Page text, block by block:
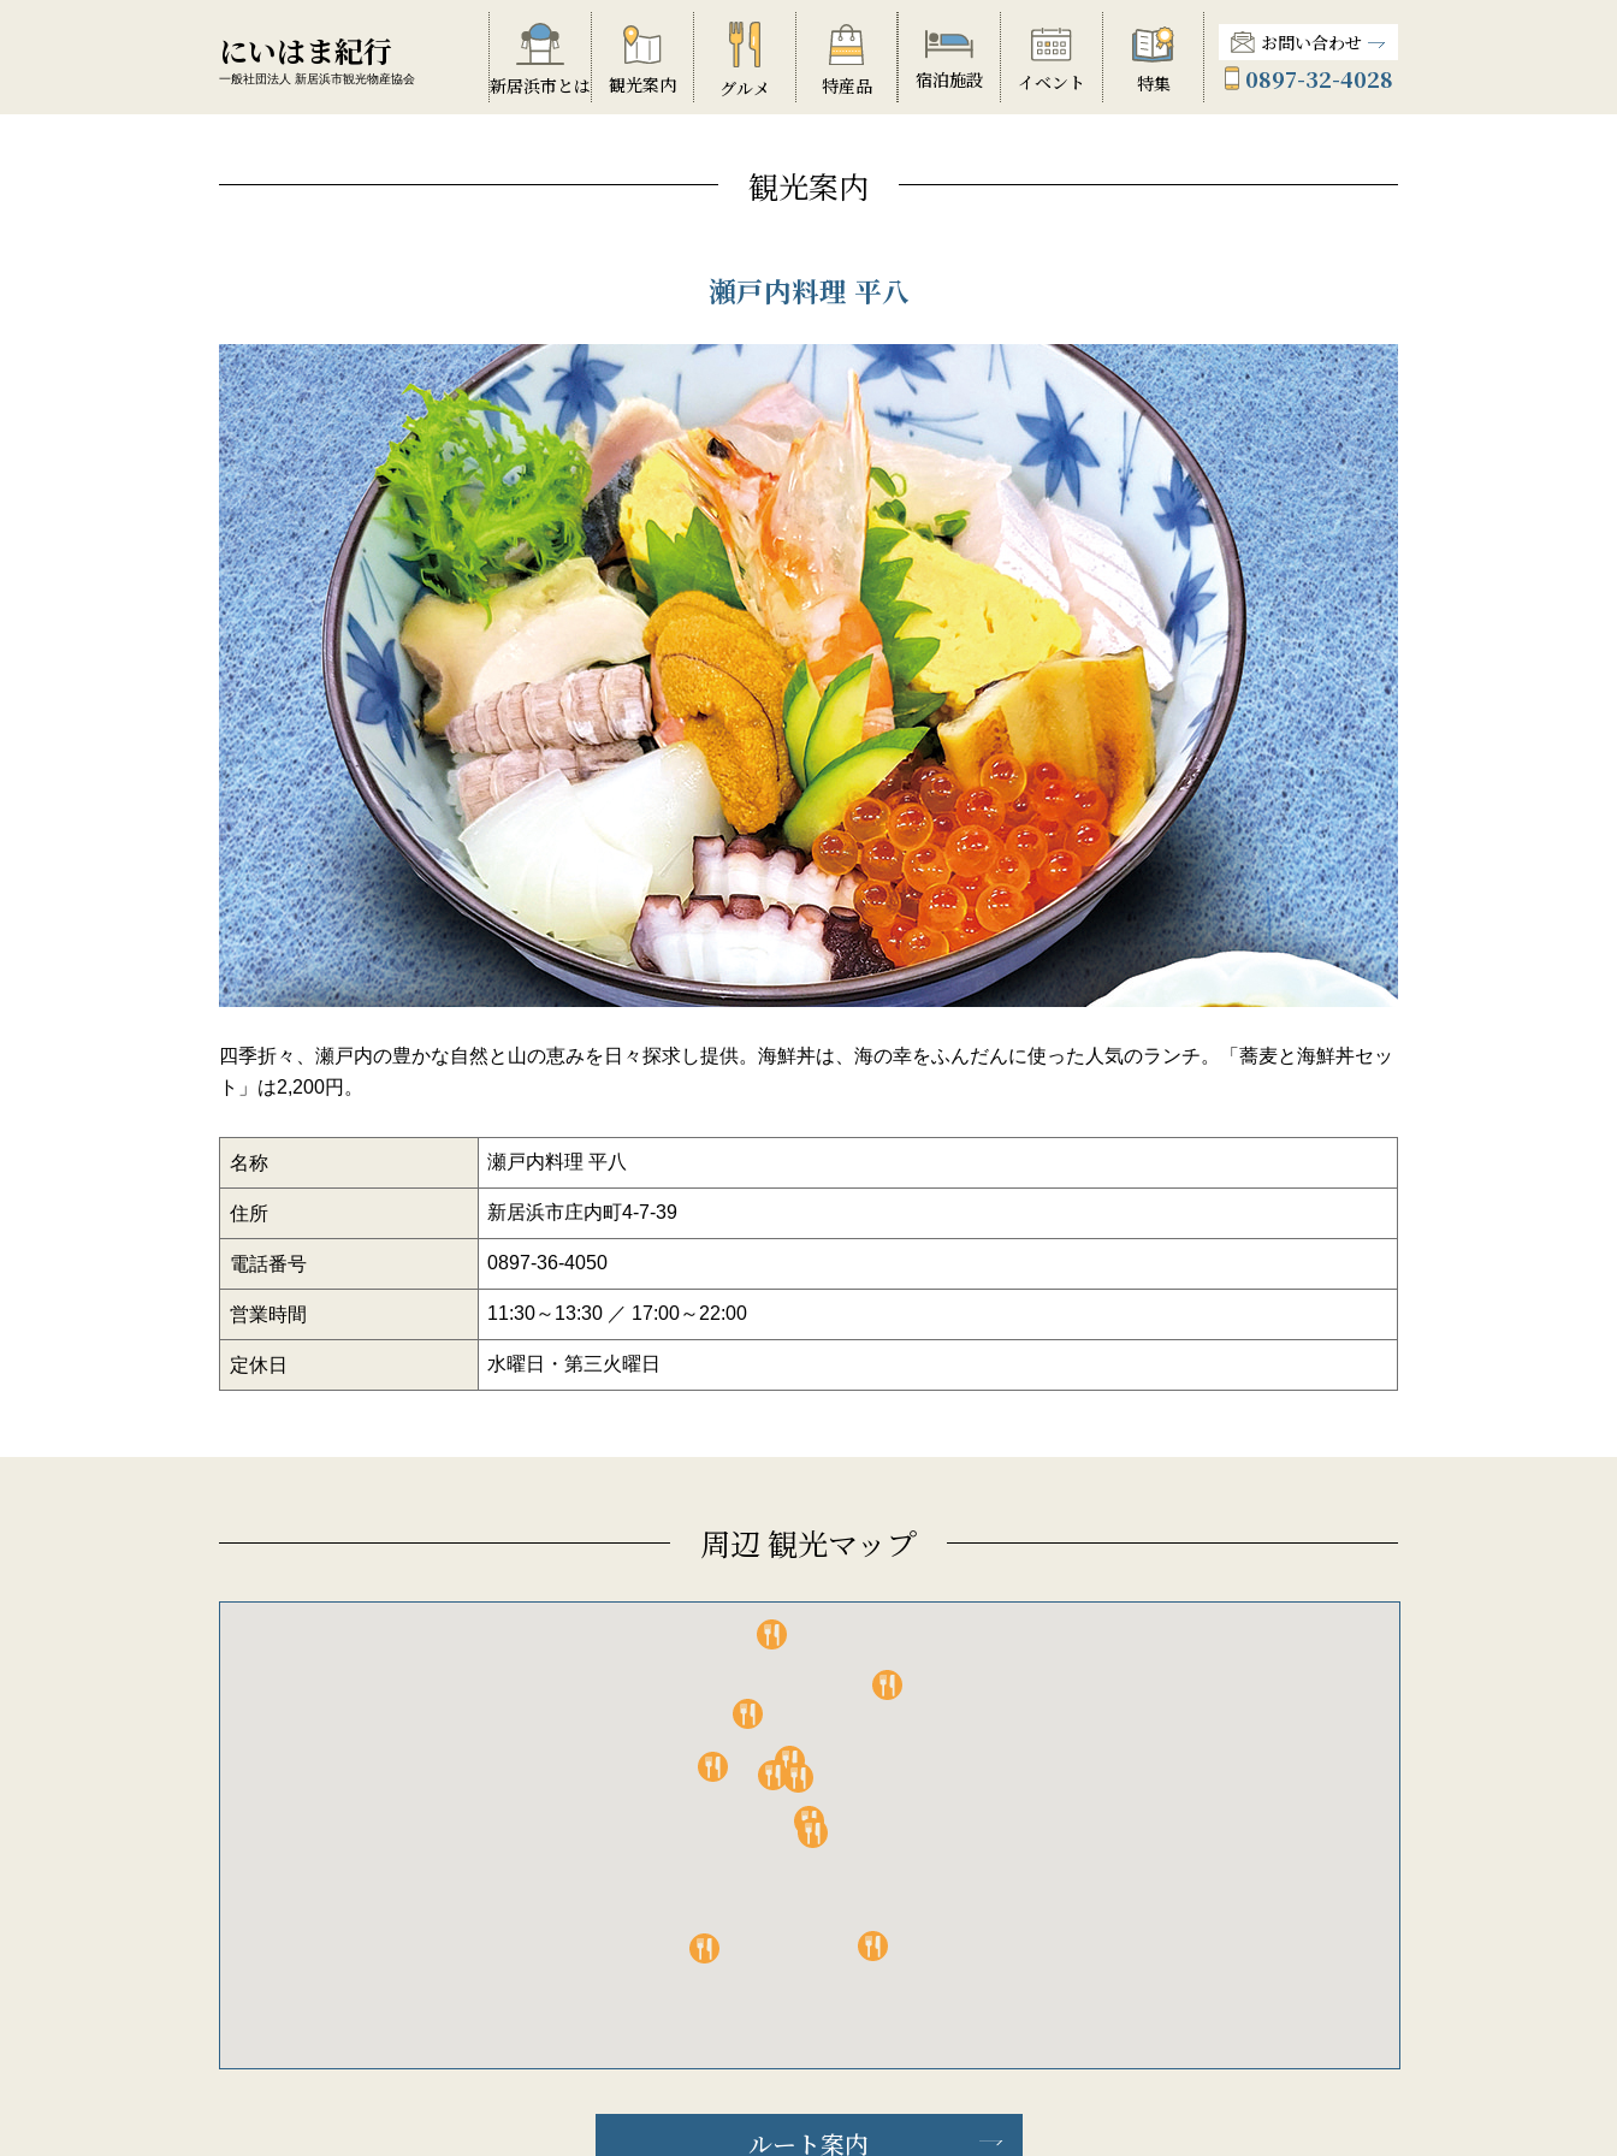
にいはま紀行
一般社団法人 新居浜市観光物産協会 新居浜市とは 観光案内 グルメ 特産品 宿泊施設 イベント 特集
お問い合わせ
0897-32-4028
観光案内
瀬戸内料理 平八
四季折々、瀬戸内の豊かな自然と山の恵みを日々探求し提供。海鮮丼は、海の幸をふんだんに使った人気のランチ。「蕎麦と海鮮丼セッ
ト」は2,200円。
名称 瀬戸内料理 平八
住所 新居浜市庄内町4-7-39
電話番号 0897-36-4050
営業時間 11:30～13:30 ／ 17:00～22:00
定休日 水曜日・第三火曜日
周辺 観光マップ
ルート案内